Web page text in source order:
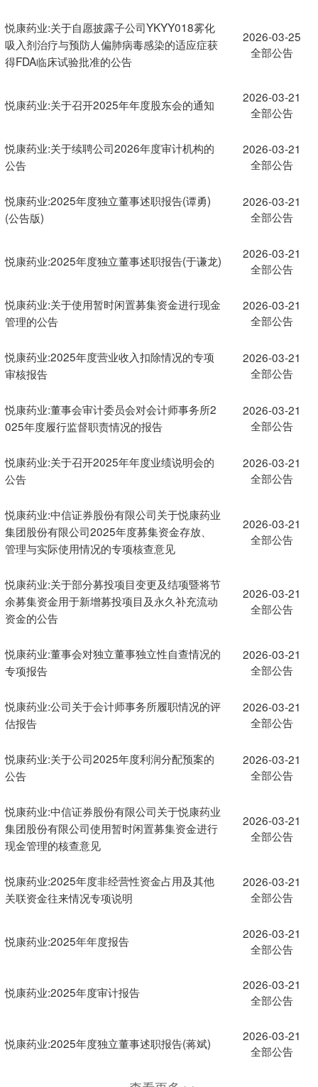
悦康药业:关于自愿披露子公司YKYY018雾化
吸入剂治疗与预防人偏肺病毒感染的适应症获
得FDA临床试验批准的公告
2026-03-25
全部公告
悦康药业:关于召开2025年年度股东会的通知
2026-03-21
全部公告
悦康药业:关于续聘公司2026年度审计机构的
公告
2026-03-21
全部公告
悦康药业:2025年度独立董事述职报告(谭勇)
(公告版)
2026-03-21
全部公告
悦康药业:2025年度独立董事述职报告(于谦龙)
2026-03-21
全部公告
悦康药业:关于使用暂时闲置募集资金进行现金
管理的公告
2026-03-21
全部公告
悦康药业:2025年度营业收入扣除情况的专项
审核报告
2026-03-21
全部公告
悦康药业:董事会审计委员会对会计师事务所2
025年度履行监督职责情况的报告
2026-03-21
全部公告
悦康药业:关于召开2025年年度业绩说明会的
公告
2026-03-21
全部公告
悦康药业:中信证券股份有限公司关于悦康药业
集团股份有限公司2025年度募集资金存放、
管理与实际使用情况的专项核查意见
2026-03-21
全部公告
悦康药业:关于部分募投项目变更及结项暨将节
余募集资金用于新增募投项目及永久补充流动
资金的公告
2026-03-21
全部公告
悦康药业:董事会对独立董事独立性自查情况的
专项报告
2026-03-21
全部公告
悦康药业:公司关于会计师事务所履职情况的评
估报告
2026-03-21
全部公告
悦康药业:关于公司2025年度利润分配预案的
公告
2026-03-21
全部公告
悦康药业:中信证券股份有限公司关于悦康药业
集团股份有限公司使用暂时闲置募集资金进行
现金管理的核查意见
2026-03-21
全部公告
悦康药业:2025年度非经营性资金占用及其他
关联资金往来情况专项说明
2026-03-21
全部公告
悦康药业:2025年年度报告
2026-03-21
全部公告
悦康药业:2025年度审计报告
2026-03-21
全部公告
悦康药业:2025年度独立董事述职报告(蒋斌)
2026-03-21
全部公告